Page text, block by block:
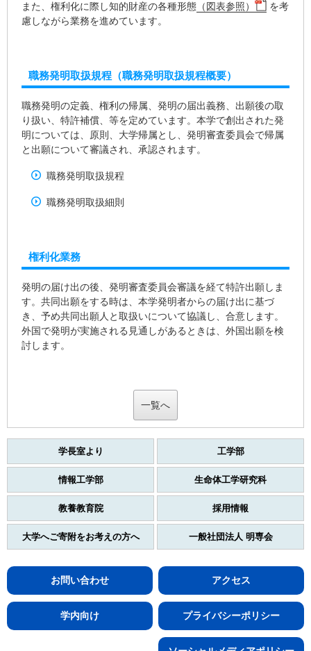
また、権利化に際し知的財産の各種形態 （図表参照）
を考
慮しながら業務を進めています。
職務発明取扱規程（職務発明取扱規程概要）
職務発明の定義、権利の帰属、発明の届出義務、出願後の取
り扱い、特許補償、等を定めています。本学で創出された発
明については、原則、大学帰属とし、発明審査委員会で帰属
と出願について審議され、承認されます。
職務発明取扱規程
職務発明取扱細則
権利化業務
発明の届け出の後、発明審査委員会審議を経て特許出願しま
す。共同出願をする時は、本学発明者からの届け出に基づ
き、予め共同出願人と取扱いについて協議し、合意します。
外国で発明が実施される見通しがあるときは、外国出願を検
討します。
一覧へ
学長室より 工学部
情報工学部 生命体工学研究科
教養教育院 採用情報
大学へご寄附をお考えの方へ 一般社団法人 明専会
アクセス
お問い合わせ
プライバシーポリシー
学内向け